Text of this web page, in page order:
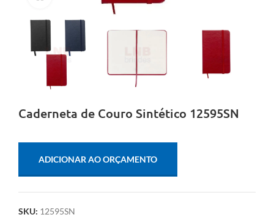
Caderneta de Couro Sintético 12595SN
ADICIONAR AO ORÇAMENTO
SKU: 12595SN